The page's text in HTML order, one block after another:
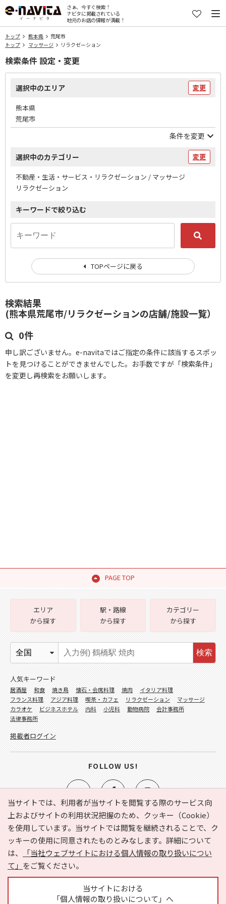
さぁ、今すぐ検索！
ナビタに掲載されている
地元のお店の情報が満載！
トップ 熊本県
荒尾市
トップ
マッサージ リラクゼーション
検索結果
(熊本県荒尾市/リラクゼーションの店舗/施設一覧）
0件
申し訳ございません。e-navitaではご指定の条件に該当するスポッ
トを見つけることができませんでした。お手数ですが「検索条件」
を変更し再検索をお願いします。
検索条件 設定・変更
選択中のエリア 変更
熊本県
荒尾市
条件を変更
選択中のカテゴリー 変更
不動産・生活・サービス・リラクゼーション / マッサージ
リラクゼーション
キーワードで絞り込む
TOPページに戻る
PAGE TOP
当サイトでは、利用者が当サイトを閲覧する際のサービス向
上およびサイトの利用状況把握のため、クッキー（Cookie）
を使用しています。当サイトでは閲覧を継続されることで、ク
ッキーの使用に同意されたものとみなします。詳細について
は、
「当社ウェブサイトにおける個人情報の取り扱いについ
て」 をご覧ください。
当サイトにおける
「個人情報の取り扱いについて」へ
e-NAVITA（イーナビタ）とは？ お気に入り
ヘルプ
利用規約
個人情報の取り扱いについて
運営会社
サイトマップ
広告掲載に関するお問い合わせ
エリア
から探す
駅・路線
から探す
カテゴリー
から探す
検索
人気キーワード
居酒屋 和食 焼き鳥 懐石・会席料理 焼肉
イタリア料理
フランス料理
アジア料理 喫茶・カフェ リラクゼーション
マッサージ
カラオケ
ビジネスホテル 内科 小児科 動物病院
会計事務所
法律事務所
掲載者ログイン
FOLLOW US!